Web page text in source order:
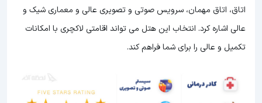
اتاق، اتاق مهمان، سرویس صوتی و تصویری عالی و معماری شیک و
عالی اشاره کرد. انتخاب این هتل می تواند اقامتی لاکچری با امکانات
تکمیل و عالی را برای شما فراهم کند.